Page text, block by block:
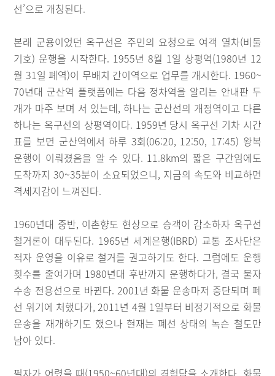
선’으로 개칭된다.
본래 군용이었던 옥구선은 주민의 요청으로 여객 열차(비둘
기호) 운행을 시작한다. 1955년 8월 1일 상평역(1980년 12
월 31일 폐역)이 무배치 간이역으로 업무를 개시한다. 1960~
70년대 군산역 플랫폼에는 다음 정차역을 알리는 안내판 두
개가 마주 보며 서 있는데, 하나는 군산선의 개정역이고 다른
하나는 옥구선의 상평역이다. 1959년 당시 옥구선 기차 시간
표를 보면 군산역에서 하루 3회(06:20, 12:50, 17:45) 왕복
운행이 이뤄졌음을 알 수 있다. 11.8km의 짧은 구간임에도
도착까지 30~35분이 소요되었으니, 지금의 속도와 비교하면
격세지감이 느껴진다.
1960년대 중반, 이촌향도 현상으로 승객이 감소하자 옥구선
철거론이 대두된다. 1965년 세계은행(IBRD) 교통 조사단은
적자 운영을 이유로 철거를 권고하기도 한다. 그럼에도 운행
횟수를 줄여가며 1980년대 후반까지 운행하다가, 결국 물자
수송 전용선으로 바뀐다. 2001년 화물 운송마저 중단되며 폐
선 위기에 처했다가, 2011년 4월 1일부터 비정기적으로 화물
운송을 재개하기도 했으나 현재는 폐선 상태의 녹슨 철도만
남아 있다.
필자가 어렸을 때(1950~60년대)의 경험담을 소개한다. 화물